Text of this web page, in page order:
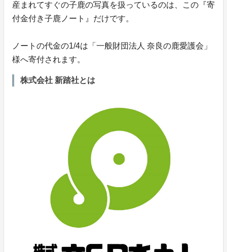
産まれてすぐの子鹿の写真を扱っているのは、この『寄
付金付き子鹿ノート』だけです。
ノートの代金の1/4は「一般財団法人 奈良の鹿愛護会」
様へ寄付されます。
株式会社 新踏社とは